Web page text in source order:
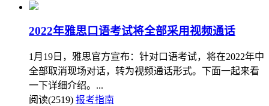
2022年雅思口语考试将全部采用视频通话
1月19日，雅思官方宣布：针对口语考试，将在2022年中
全部取消现场对话，转为视频通话形式。下面一起来看
一下详细介绍。...
阅读(2519) 报考指南